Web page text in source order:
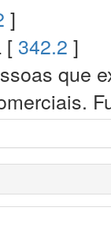
]
[ 342.2 ]
que